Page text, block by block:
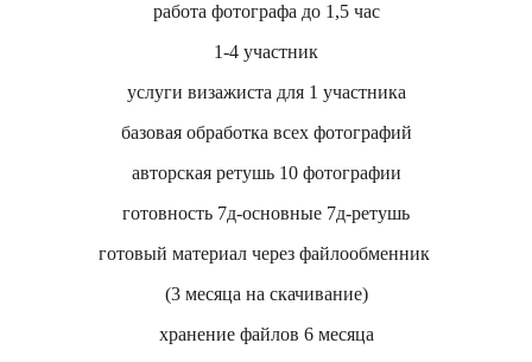
работа фотографа до 1,5 час
1-4 участник
услуги визажиста для 1 участника
базовая обработка всех фотографий
авторская ретушь 10 фотографии
готовность 7д-основные 7д-ретушь
готовый материал через файлообменник
(3 месяца на скачивание)
хранение файлов 6 месяца